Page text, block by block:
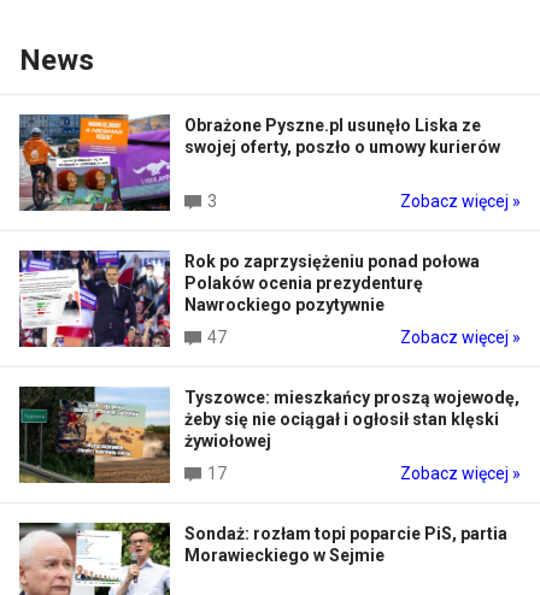
News
Obrażone Pyszne.pl usunęło Liska ze
swojej oferty, poszło o umowy kurierów
3 Zobacz więcej »
Rok po zaprzysiężeniu ponad połowa
Polaków ocenia prezydenturę
Nawrockiego pozytywnie
47
Zobacz więcej »
Tyszowce: mieszkańcy proszą wojewodę,
żeby się nie ociągał i ogłosił stan klęski
żywiołowej
17
Zobacz więcej »
Sondaż: rozłam topi poparcie PiS, partia
Morawieckiego w Sejmie